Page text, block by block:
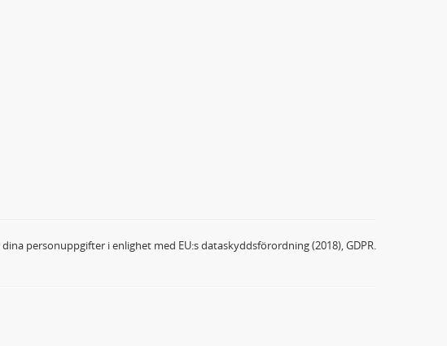
personuppgifter i enlighet med EU:s dataskyddsförordning (2018), GDPR.